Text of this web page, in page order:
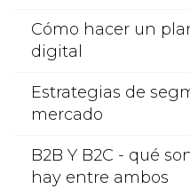
Cómo hacer un
digital
Estrategias de
mercado
B2B Y B2C - qué
hay entre ambos